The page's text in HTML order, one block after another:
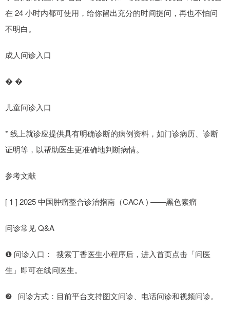
在 24 小时内都可使用，给你留出充分的时间提问，再也不怕问
不明白。
成人问诊入口
� �
儿童问诊入口
* 线上就诊应提供具有明确诊断的病例资料，如门诊病历、诊断
证明等，以帮助医生更准确地判断病情。
参考文献
[ 1 ] 2025 中国肿瘤整合诊治指南（CACA ) ——黑色素瘤
问诊常见 Q&A
❶ 问诊入口： 搜索丁香医生小程序后，进入首页点击「问医
生」即可在线问医生。
❷ 问诊方式：目前平台支持图文问诊、电话问诊和视频问诊。